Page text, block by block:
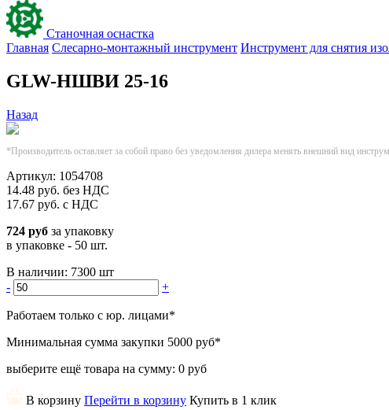
Станочная оснастка
Главная Слесарно-монтажный инструмент Инструмент для снятия
GLW-НШВИ 25-16
Назад
*Производитель оставляет за собой право без уведомления дилера менять внешний вид
Артикул: 1054708
14.48 руб. без НДС
17.67 руб. с НДС
724 руб за упаковку
в упаковке - 50 шт.
В наличии: 7300 шт
-
+
Работаем только с юр. лицами*
Минимальная сумма закупки 5000 руб*
выберите ещё товара на сумму: 0 руб
В корзину Перейти в корзину Купить в 1 клик